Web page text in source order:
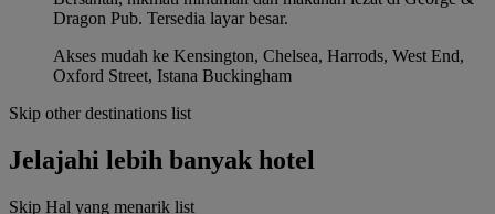
Dragon Pub. Tersedia layar besar.
Akses mudah ke Kensington, Chelsea, Harrods, West End,
Oxford Street, Istana Buckingham
Skip other destinations list
Jelajahi lebih banyak hotel
Skip Hal yang menarik list